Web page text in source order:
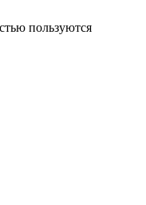
пользуются